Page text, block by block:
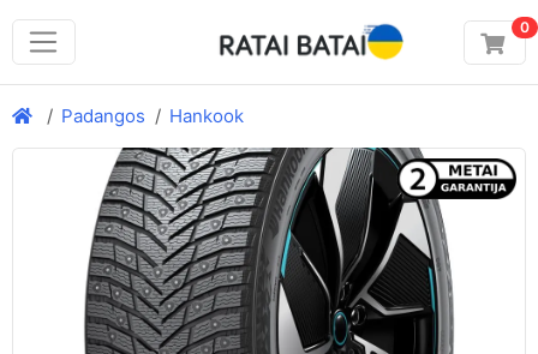
0
Padangos Hankook